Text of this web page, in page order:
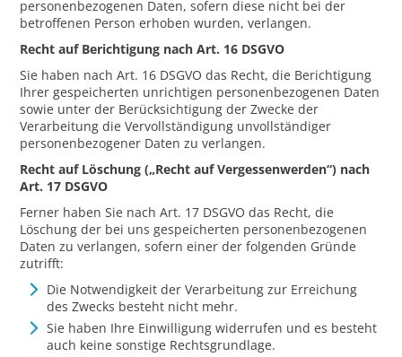
personenbezogenen Daten, sofern diese nicht bei der
betroffenen Person erhoben wurden, verlangen.
Recht auf Berichtigung nach Art. 16 DSGVO
Sie haben nach Art. 16 DSGVO das Recht, die Berichtigung
Ihrer gespeicherten unrichtigen personenbezogenen Daten
sowie unter der Berücksichtigung der Zwecke der
Verarbeitung die Vervollständigung unvollständiger
personenbezogener Daten zu verlangen.
Recht auf Löschung („Recht auf Vergessenwerden“) nach
Art. 17 DSGVO
Ferner haben Sie nach Art. 17 DSGVO das Recht, die
Löschung der bei uns gespeicherten personenbezogenen
Daten zu verlangen, sofern einer der folgenden Gründe
zutrifft:
Die Notwendigkeit der Verarbeitung zur Erreichung
des Zwecks besteht nicht mehr.
Sie haben Ihre Einwilligung widerrufen und es besteht
auch keine sonstige Rechtsgrundlage.